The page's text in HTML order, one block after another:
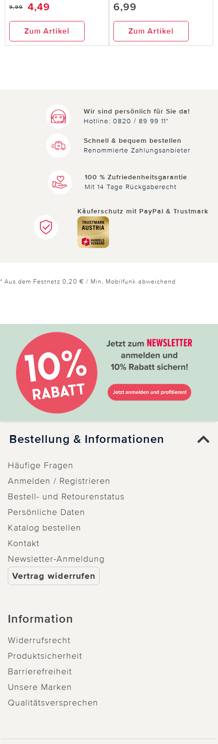
9,99 4,49
Zum Artikel
6,99
Zum Artikel
Wir sind persönlich für Sie da!
Hotline: 0820 / 89 99 11*
Schnell & bequem bestellen
Renommierte Zahlungsanbieter
100 % Zufriedenheitsgarantie
Mit 14 Tage Rückgaberecht
Käuferschutz mit PayPal & Trustmark
* Aus dem Festnetz 0,20 € / Min, Mobilfunk abweichend
Bestellung & Informationen
Häufige Fragen
Anmelden / Registrieren
Bestell- und Retourenstatus
Persönliche Daten
Katalog bestellen
Kontakt
Newsletter-Anmeldung
Vertrag widerrufen
Information
Widerrufsrecht
Produktsicherheit
Barrierefreiheit
Unsere Marken
Qualitätsversprechen